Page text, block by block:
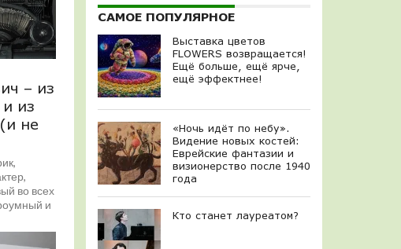
– из
из
не
во всех
и
САМОЕ ПОПУЛЯРНОЕ
Выставка цветов
FLOWERS возвращается!
Ещё больше, ещё ярче,
ещё эффектнее!
«Ночь идёт по небу».
Видение новых костей:
Еврейские фантазии и
визионерство после 1940
года
Кто станет лауреатом?